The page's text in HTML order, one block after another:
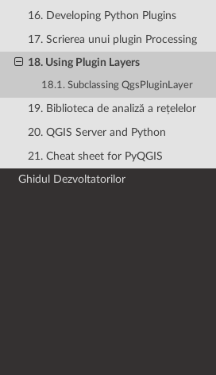
16. Developing Python Plugins
17. Scrierea unui plugin Processing
18. Using Plugin Layers
18.1. Subclassing QgsPluginLayer
19. Biblioteca de analiză a rețelelor
20. QGIS Server and Python
21. Cheat sheet for PyQGIS
Ghidul Dezvoltatorilor